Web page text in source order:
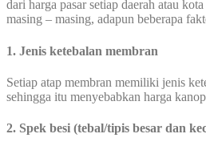
dari harga pasar setiap daerah atau
masing – masing, adapun beberapa
1. Jenis ketebalan membran
Setiap atap membran memiliki jenis
sehingga itu menyebabkan harga
2. Spek besi (tebal/tipis besar dan